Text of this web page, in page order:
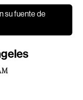
su fuente de